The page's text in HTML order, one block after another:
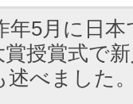
年5月に日
賞授賞式で
述べました